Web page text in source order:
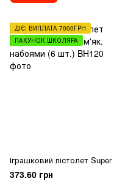
ДІЄ: ВИПЛАТА 7000ГРН
ПАКУНОК ШКОЛЯРА
373.60 грн